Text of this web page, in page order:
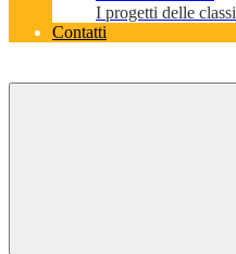
I progetti delle classi
Contatti